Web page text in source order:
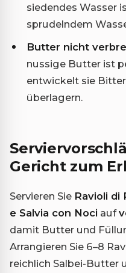
siedendes Wasser
sprudelndem
Butter nicht
nussige Butter ist
entwickelt sie
überlagern.
Gericht zum
Servieren Sie Ravioli di
e Salvia con Noci auf
damit Butter und
Arrangieren Sie 6–8
reichlich Salbei-Butter